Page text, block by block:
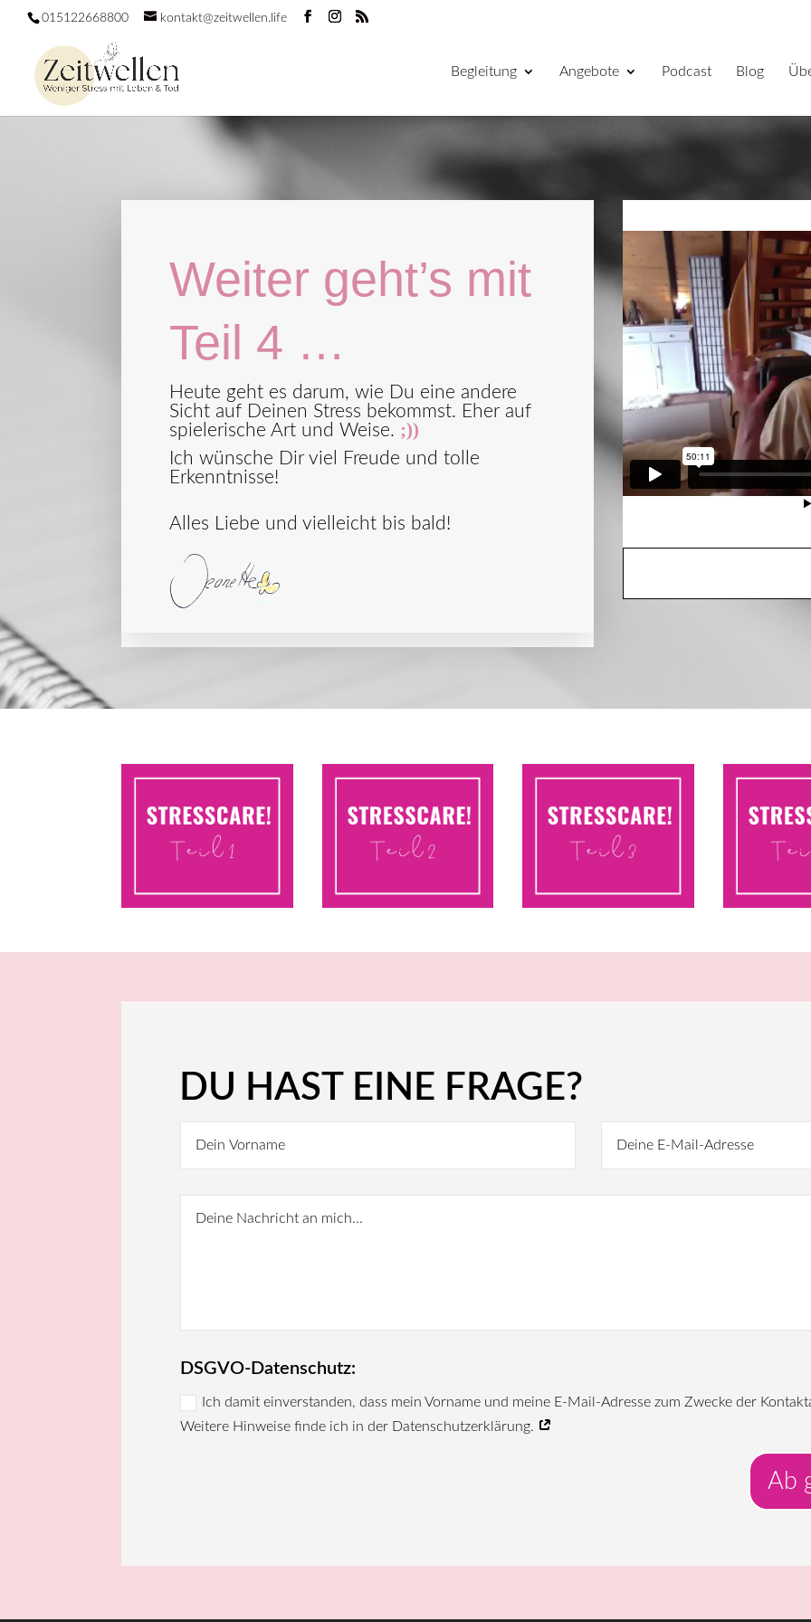
015122668800 kontakt@zeitwellen.life
Begleitung Angebote Podcast Blog
Weiter geht’s mit
Teil 4 …
Heute geht es darum, wie Du eine andere
Sicht auf Deinen Stress bekommst. Eher auf
spielerische Art und Weise. ;))
Ich wünsche Dir viel Freude und tolle
Erkenntnisse!
Alles Liebe und vielleicht bis bald!
DU HAST EINE FRAGE?
DSGVO-Datenschutz:
Ich damit einverstanden, dass mein Vorname und meine E-Mail-Adresse zum Zwecke der
Weitere Hinweise finde ich in der Datenschutzerklärung.
Ab